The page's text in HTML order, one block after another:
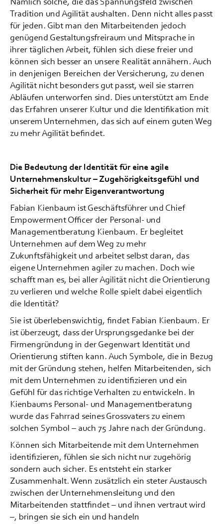
Tradition und Agilität aushalten. Denn nicht alles passt
für jeden. Gibt man den Mitarbeitenden jedoch
genügend Gestaltungsfreiraum und Mitsprache in
ihrer täglichen Arbeit, fühlen sich diese freier und
können sich besser an unsere Realität annähern. Auch
in denjenigen Bereichen der Versicherung, zu denen
Agilität nicht besonders gut passt, weil sie starren
Abläufen unterworfen sind. Dies unterstützt am Ende
das Erfahren unserer Kultur und die Identifikation mit
unserem Unternehmen, das sich auf einem guten Weg
zu mehr Agilität befindet.
Die Bedeutung der Identität für eine agile
Unternehmenskultur – Zugehörigkeitsgefühl und
Sicherheit für mehr Eigenverantwortung
Fabian Kienbaum ist Geschäftsführer und Chief
Empowerment Officer der Personal- und
Managementberatung Kienbaum. Er begleitet
Unternehmen auf dem Weg zu mehr
Zukunftsfähigkeit und arbeitet selbst daran, das
eigene Unternehmen agiler zu machen. Doch wie
schafft man es, bei aller Agilität nicht die Orientierung
zu verlieren und welche Rolle spielt dabei eigentlich
die Identität?
Sie ist überlebenswichtig, findet Fabian Kienbaum. Er
ist überzeugt, dass der Ursprungsgedanke bei der
Firmengründung in der Gegenwart Identität und
Orientierung stiften kann. Auch Symbole, die in Bezug
mit der Gründung stehen, helfen Mitarbeitenden, sich
mit dem Unternehmen zu identifizieren und ein
Gefühl für das richtige Verhalten zu entwickeln. In
Kienbaums Personal- und Managementberatung
wurde das Fahrrad seines Grossvaters zu einem
solchen Symbol – auch 75 Jahre nach der Gründung.
Können sich Mitarbeitende mit dem Unternehmen
identifizieren, fühlen sie sich nicht nur zugehörig
sondern auch sicher. Es entsteht ein starker
Zusammenhalt. Wenn zusätzlich ein steter Austausch
zwischen der Unternehmensleitung und den
Mitarbeitenden stattfindet – und ihnen vertraut wird
–, bringen sie sich ein und handeln